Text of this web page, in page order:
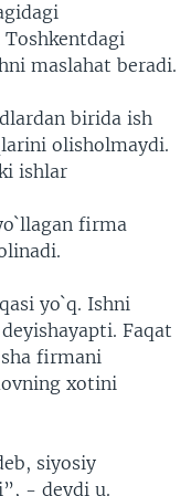
maslahat beradi.
birida ish
olisholmaydi.
ishlar
firma
yo`q. Ishni
Faqat
firmani
xotini
siyosiy
- deydi u.